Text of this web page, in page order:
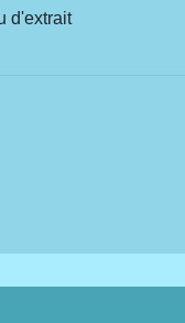
d'extrait